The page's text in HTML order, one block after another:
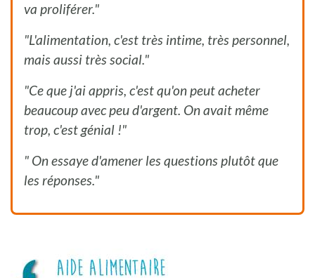
va proliférer."
"L'alimentation, c'est très intime, très personnel,
mais aussi très social."
"Ce que j'ai appris, c'est qu'on peut acheter
beaucoup avec peu d'argent. On avait même
trop, c'est génial !"
" On essaye d'amener les questions plutôt que
les réponses."